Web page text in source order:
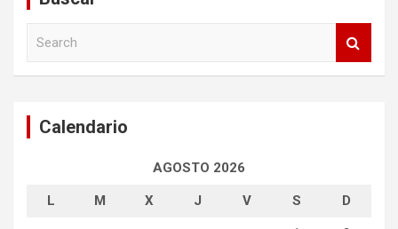
Calendario
AGOSTO 2026
L M X J V S D